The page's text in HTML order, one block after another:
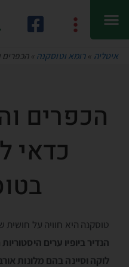
איטליה »רומא וטוסקנה »הכפרים
הכפרים
כדאי
טוסקנה היא חוויה על חושית
הנדיר ביופיו ערים
לוקה וסיינה בהם מלונות